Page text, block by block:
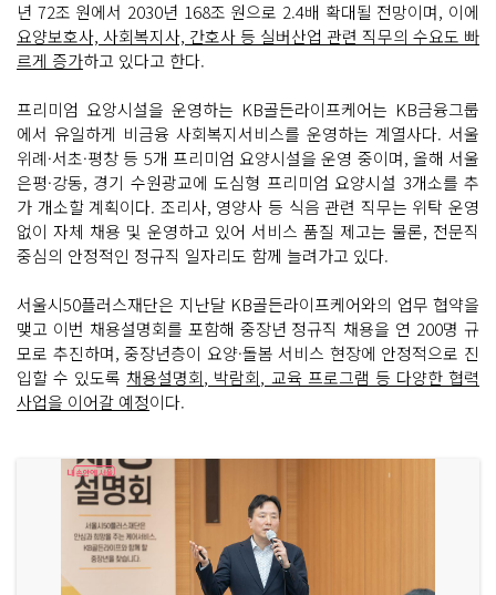
년 72조 원에서 2030년 168조 원으로 2.4배 확대될 전망이며, 이에
요양보호사, 사회복지사, 간호사 등 실버산업 관련 직무의 수요도 빠
르게 증가하고 있다고 한다.
프리미엄 요앙시설을 운영하는 KB골든라이프케어는 KB금융그룹
에서 유일하게 비금융 사회복지서비스를 운영하는 계열사다. 서울
위례·서초·평창 등 5개 프리미엄 요양시설을 운영 중이며, 올해 서울
은평·강동, 경기 수원광교에 도심형 프리미엄 요양시설 3개소를 추
가 개소할 계획이다. 조리사, 영양사 등 식음 관련 직무는 위탁 운영
없이 자체 채용 및 운영하고 있어 서비스 품질 제고는 물론, 전문직
중심의 안정적인 정규직 일자리도 함께 늘려가고 있다.
서울시50플러스재단은 지난달 KB골든라이프케어와의 업무 협약을
맺고 이번 채용설명회를 포함해 중장년 정규직 채용을 연 200명 규
모로 추진하며, 중장년층이 요양·돌봄 서비스 현장에 안정적으로 진
입할 수 있도록 채용설명회, 박람회, 교육 프로그램 등 다양한 협력
사업을 이어갈 예정이다.